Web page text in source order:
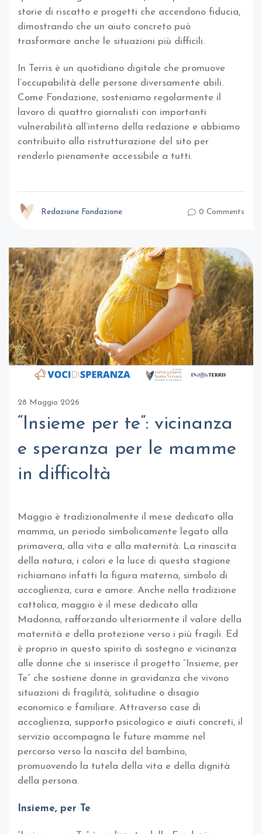
storie di riscatto e progetti che accendono fiducia,
dimostrando che un aiuto concreto può
trasformare anche le situazioni più difficili.
In Terris è un quotidiano digitale che promuove
l’occupabilità delle persone diversamente abili.
Come Fondazione, sosteniamo regolarmente il
lavoro di quattro giornalisti con importanti
vulnerabilità all’interno della redazione e abbiamo
contribuito alla ristrutturazione del sito per
renderlo pienamente accessibile a tutti.
Redazione Fondazione 0 Comments
28 Maggio 2026
“Insieme per te”: vicinanza
e speranza per le mamme
in difficoltà
Maggio è tradizionalmente il mese dedicato alla
mamma, un periodo simbolicamente legato alla
primavera, alla vita e alla maternità. La rinascita
della natura, i colori e la luce di questa stagione
richiamano infatti la figura materna, simbolo di
accoglienza, cura e amore. Anche nella tradizione
cattolica, maggio è il mese dedicato alla
Madonna, rafforzando ulteriormente il valore della
maternità e della protezione verso i più fragili. Ed
è proprio in questo spirito di sostegno e vicinanza
alle donne che si inserisce il progetto “Insieme, per
Te” che sostiene donne in gravidanza che vivono
situazioni di fragilità, solitudine o disagio
economico e familiare. Attraverso case di
accoglienza, supporto psicologico e aiuti concreti, il
servizio accompagna le future mamme nel
percorso verso la nascita del bambino,
promuovendo la tutela della vita e della dignità
della persona.
Insieme, per Te